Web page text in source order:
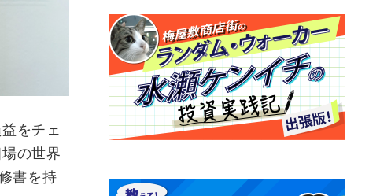
をチェ
の世界
書を持